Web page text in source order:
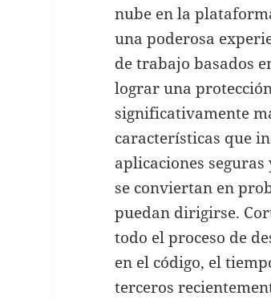
nube en la
una poderosa
de trabajo basados
lograr una
significativamente
características que
aplicaciones
se conviertan en
puedan dirigirse.
todo el proceso de
en el código, el
terceros